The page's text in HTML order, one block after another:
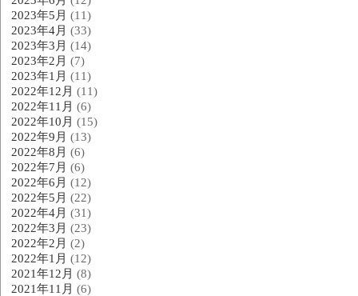
2023年5月 (11)
2023年4月 (33)
2023年3月 (14)
2023年2月 (7)
2023年1月 (11)
2022年12月 (11)
2022年11月 (6)
2022年10月 (15)
2022年9月 (13)
2022年8月 (6)
2022年7月 (6)
2022年6月 (12)
2022年5月 (22)
2022年4月 (31)
2022年3月 (23)
2022年2月 (2)
2022年1月 (12)
2021年12月 (8)
2021年11月 (6)